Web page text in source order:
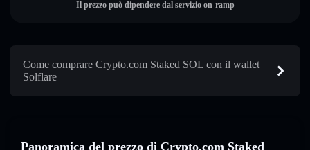
Il prezzo può dipendere dal servizio on-ramp
Come comprare Crypto.com Staked SOL con il wallet
Solflare
Panoramica del prezzo di Crypto.com Staked